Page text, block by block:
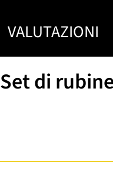
VALUTAZIONI
Set di